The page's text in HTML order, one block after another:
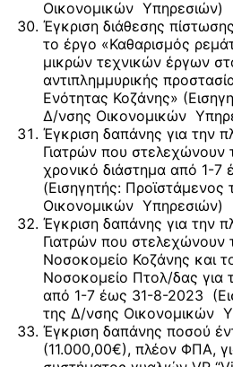
Οικονομικών Υπηρεσιών)
Έγκριση διάθεσης
το έργο «Καθαρισμός
μικρών τεχνικών έργων
αντιπλημμυρικής
Ενότητας Κοζάνης»
Δ/νσης Οικονομικών
Έγκριση δαπάνης για την
Γιατρών που στελεχώνουν
χρονικό διάστημα από 1-
(Εισηγητής: Προϊστάμενος
Οικονομικών Υπηρεσιών)
Έγκριση δαπάνης για την
Γιατρών που στελεχώνουν
Νοσοκομείο Κοζάνης και
Νοσοκομείο Πτολ/δας για
από 1-7 έως 31-8-2023
της Δ/νσης Οικονομικών
Έγκριση δαπάνης ποσού
(11.000,00€), πλέον ΦΠΑ,